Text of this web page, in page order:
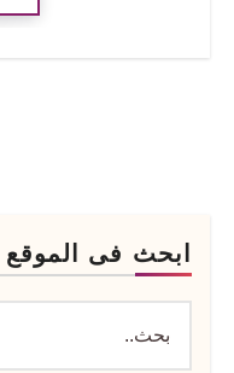
ابحث فى الموقع